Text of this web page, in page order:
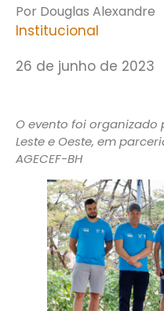
Por Douglas Alexandre
Institucional
26 de junho de 2023
O evento foi organizado
Leste e Oeste, em
AGECEF-BH